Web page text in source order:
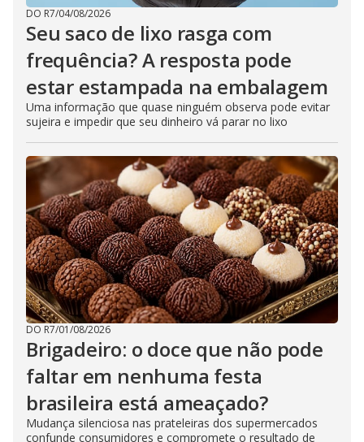
DO R7/04/08/2026
Seu saco de lixo rasga com
frequência? A resposta pode
estar estampada na embalagem
Uma informação que quase ninguém observa pode evitar
sujeira e impedir que seu dinheiro vá parar no lixo
DO R7/01/08/2026
Brigadeiro: o doce que não pode
faltar em nenhuma festa
brasileira está ameaçado?
Mudança silenciosa nas prateleiras dos supermercados
confunde consumidores e compromete o resultado de